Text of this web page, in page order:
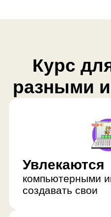
создавать свои
Увлекаются
Любят
придумывать
уровни